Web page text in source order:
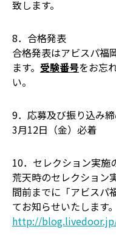
致します。
8．合格発表
合格発表はアビスパ福
ます。 受験番号をお忘
い。
9．応募及び振り込み
3月12日（金）必着
10．セレクション実施
荒天時のセレクション
間前までに「アビスパ
てお知らせいたします。
http://